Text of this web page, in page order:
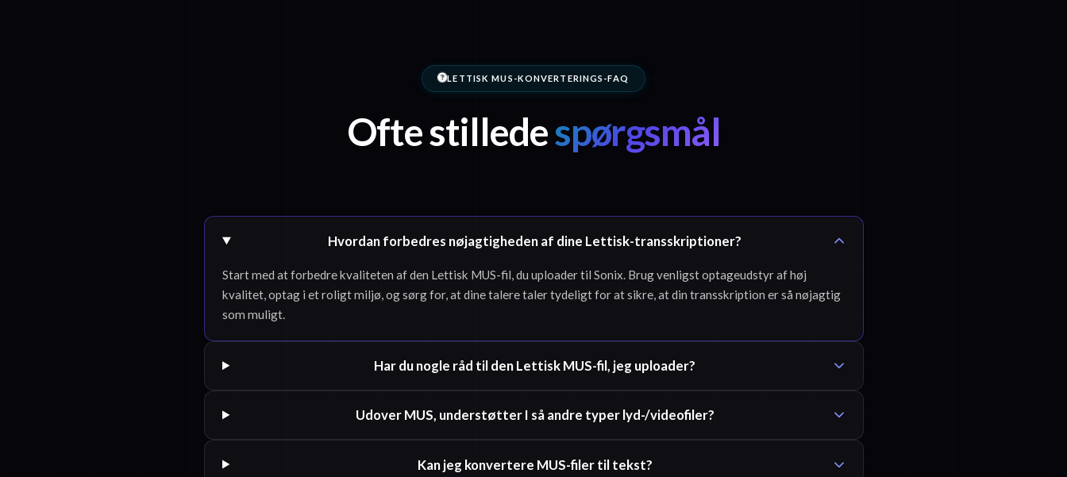
LETTISK MUS-KONVERTERINGS-FAQ
Ofte stilledespørgsmål
Hvordan forbedres nøjagtigheden af dine Lettisk-transskriptioner?
Start med at forbedre kvaliteten af den Lettisk MUS-fil, du uploader til Sonix. Brug venligst optageudstyr af høj
kvalitet, optag i et roligt miljø, og sørg for, at dine talere taler tydeligt for at sikre, at din transskription er så nøjagtig
som muligt.
Har du nogle råd til den Lettisk MUS-fil, jeg uploader?
Udover MUS, understøtter I så andre typer lyd-/videofiler?
Kan jeg konvertere MUS-filer til tekst?